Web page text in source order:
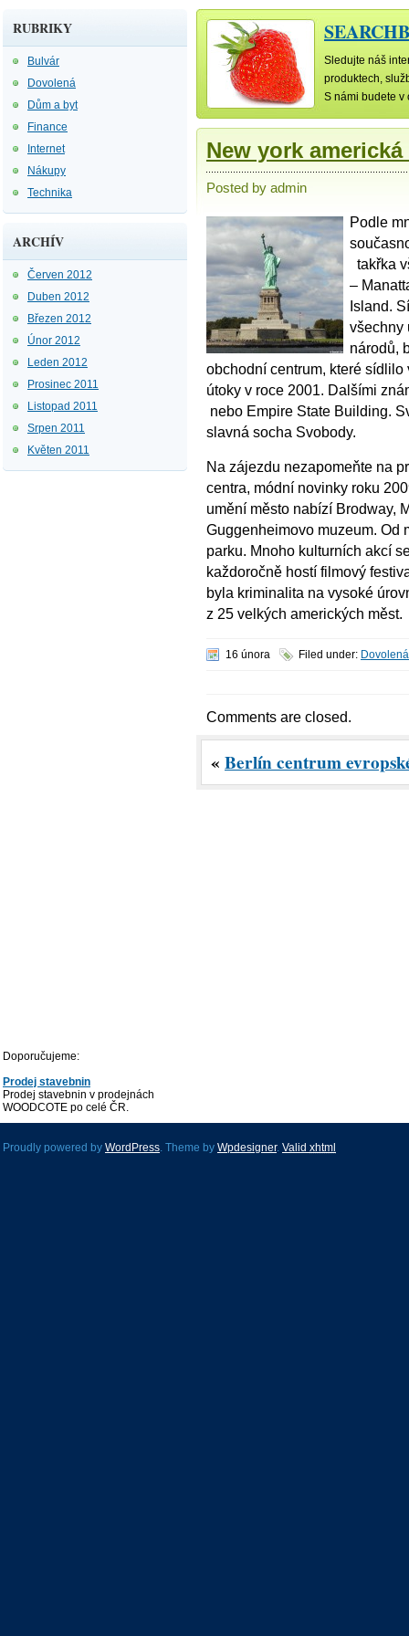
RUBRIKY
Bulvár
Dovolená
Dům a byt
Finance
Internet
Nákupy
Technika
ARCHÍV
Červen 2012
Duben 2012
Březen 2012
Únor 2012
Leden 2012
Prosinec 2011
Listopad 2011
Srpen 2011
Květen 2011
Doporučujeme:
Prodej stavebnin
Prodej stavebnin v prodejnách
WOODCOTE po celé ČR.
Sledujte náš
produktech,
S námi budete v
New york
Posted by admin
Podle
takřka
–
Island.
všechny
národů,
obchodní centrum, které
útoky v roce 2001. Dalšími
nebo Empire State Building.
slavná socha Svobody.
Na zájezdu nezapomeňte na
centra, módní novinky roku
umění město nabízí Brodway,
Guggenheimovo muzeum. Od
parku. Mnoho kulturních akcí
každoročně hostí filmový
byla kriminalita na vysoké
z 25 velkých amerických měst.
16 února Filed under: Dovolená
Comments are closed.
« Berlín centrum
Proudly powered by WordPress. Theme by Wpdesigner. Valid xhtml